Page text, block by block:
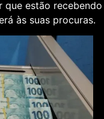
que estão recebendo
às suas procuras.